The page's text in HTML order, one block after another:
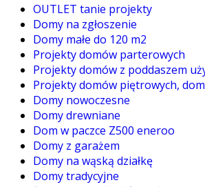
OUTLET tanie projekty
Domy na zgłoszenie
Domy małe do 120 m2
Projekty domów parterowych
Projekty domów z poddaszem
Projekty domów piętrowych,
Domy nowoczesne
Domy drewniane
Dom w paczce Z500 eneroo
Domy z garażem
Domy na wąską działkę
Domy tradycyjne